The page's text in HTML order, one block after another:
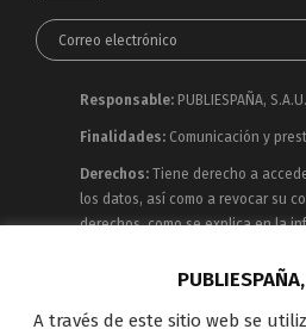
Responsable: PUBLIESPAÑA, S.A.U.
Finalidades: Comunicación y
Derechos: Tiene derecho a
los datos, así como a revocar su
derechos, como se explica en la
Publiespaña es empresa de
A través de este sitio web se